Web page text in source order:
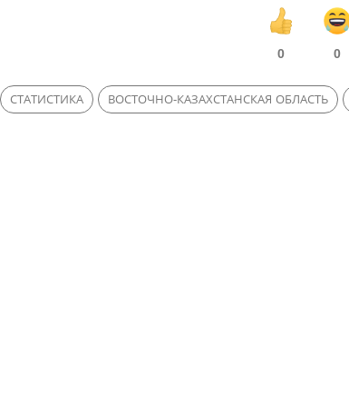
0 0
СТАТИСТИКА ВОСТОЧНО-КАЗАХСТАНСКАЯ ОБЛАСТЬ